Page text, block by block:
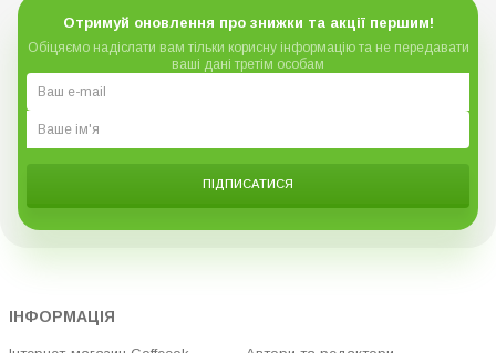
Отримуй оновлення про знижки та акції першим!
Обіцяємо надіслати вам тільки корисну інформацію та не передавати
ваші дані третім особам
ПІДПИСАТИСЯ
ІНФОРМАЦІЯ